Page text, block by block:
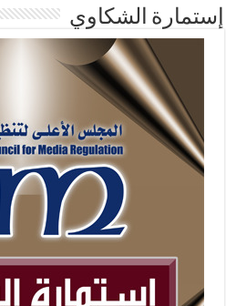
إستمارة الشكاوي